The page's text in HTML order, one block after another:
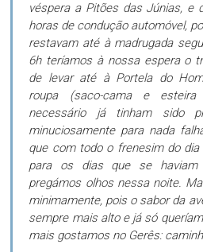
véspera a Pitões das Júnias, e
horas de condução automóvel,
restavam até à madrugada
6h teríamos à nossa espera o
de levar até à Portela do
roupa (saco-cama e
necessário já tinham sido
minuciosamente para nada
que com todo o frenesim do
para os dias que se haviam
pregámos olhos nessa noite.
minimamente, pois o sabor da
sempre mais alto e já só
mais gostamos no Gerês: